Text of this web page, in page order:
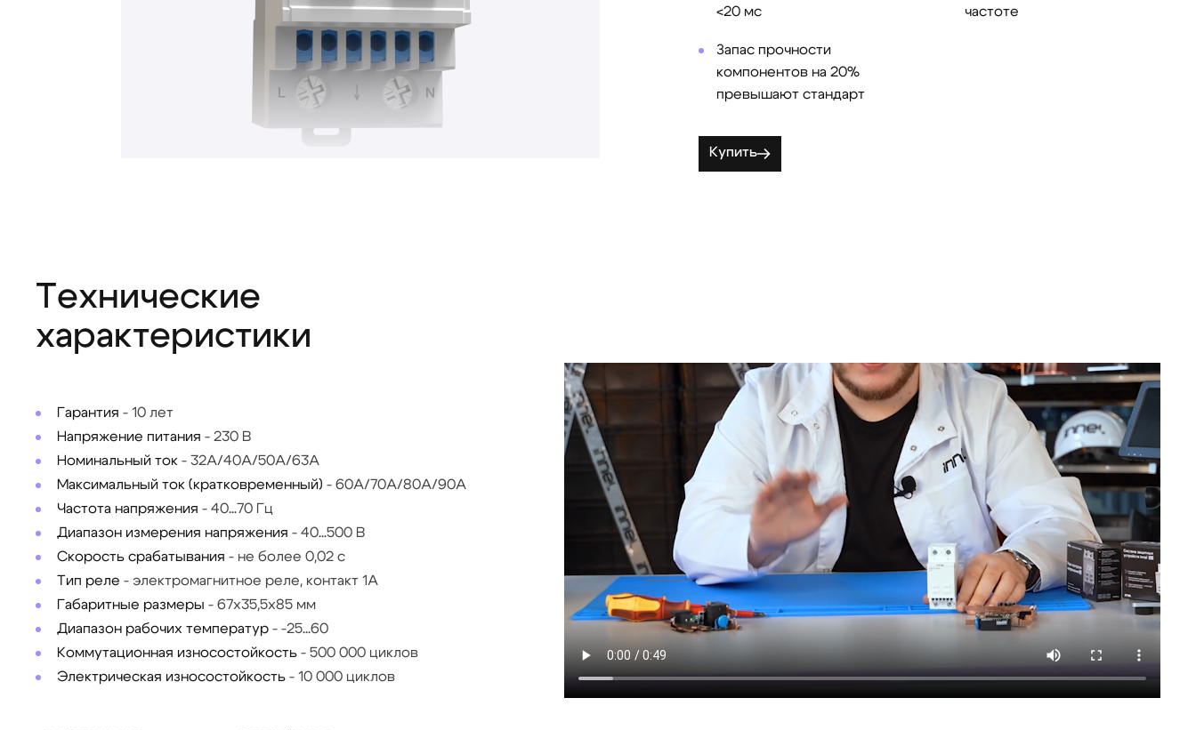
<20 мс
Запас прочности
компонентов на 20%
превышают стандарт
частоте
Купить
Технические
характеристики
Гарантия - 10 лет
Напряжение питания - 230 В
Номинальный ток - 32А/40А/50А/63А
Максимальный ток (кратковременный) - 60А/70А/80А/90А
Частота напряжения - 40...70 Гц
Диапазон измерения напряжения - 40...500 В
Скорость срабатывания - не более 0,02 с
Тип реле - электромагнитное реле, контакт 1А
Габаритные размеры - 67x35,5x85 мм
Диапазон рабочих температур - -25...60
Коммутационная износостойкость - 500 000 циклов
Электрическая износостойкость - 10 000 циклов